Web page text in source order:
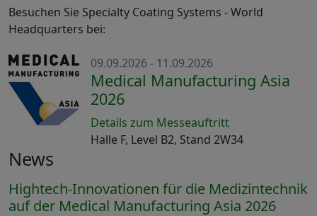
Besuchen Sie Specialty Coating Systems - World
Headquarters bei:
09.09.2026 - 11.09.2026
Medical Manufacturing Asia
2026
Details zum Messeauftritt
Halle F, Level B2, Stand 2W34
News
Hightech-Innovationen für die Medizintechnik
auf der Medical Manufacturing Asia 2026